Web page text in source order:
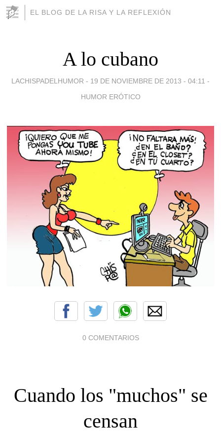
EL BLOG DE LA RISA Y LA REFLEXIÓN
A lo cubano
LACHISPADELHUMOR - 19 DE NOVIEMBRE DE 2013 - 04:11 -
HUMOR ERÓTICO
0 COMENTARIOS
Cuando los "muchos" se
censan